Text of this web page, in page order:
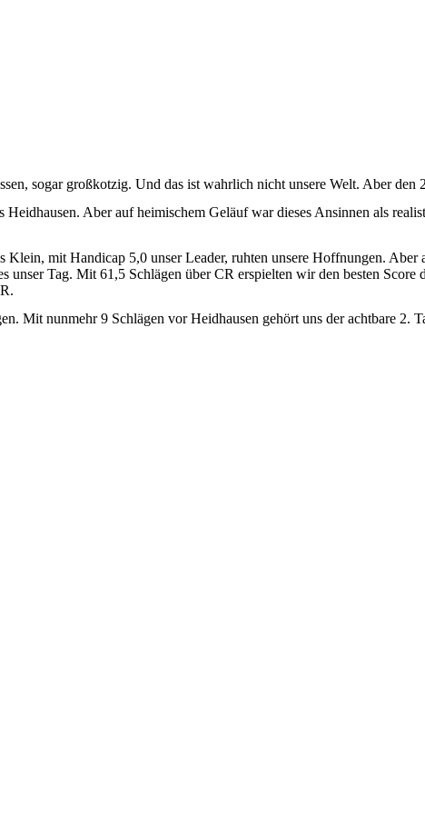
sogar großkotzig. Und das ist wahrlich nicht unsere Welt. Aber
Aber auf heimischem Geläuf war dieses Ansinnen als
mit Handicap 5,0 unser Leader, ruhten unsere Hoffnungen.
unser Tag. Mit 61,5 Schlägen über CR erspielten wir den besten
Mit nunmehr 9 Schlägen vor Heidhausen gehört uns der achtbare